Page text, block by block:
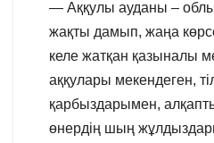
— Аққулы ауданы –
жақты дамып, жаңа
келе жатқан қазыналы
аққулары мекендеген,
қарбыздарымен,
өнердің шың